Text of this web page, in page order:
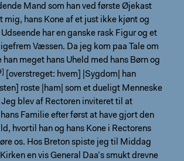
Mand som han ved første Øjekast
mig, hans Kone af et just ikke kjønt og
har en ganske rask Figur og et
Væssen. Da jeg kom paa Tale om
han meget hans Uheld med hans Børn og
[overstreget: hvem] |Sygdom| han
roste |ham| som et dueligt Menneske
blev af Rectoren inviteret til at
Familie efter først at have gjort den
hvortil han og hans Kone i Rectorens
os. Hos Breton spiste jeg til Middag
en vis General Daa’s smukt drevne